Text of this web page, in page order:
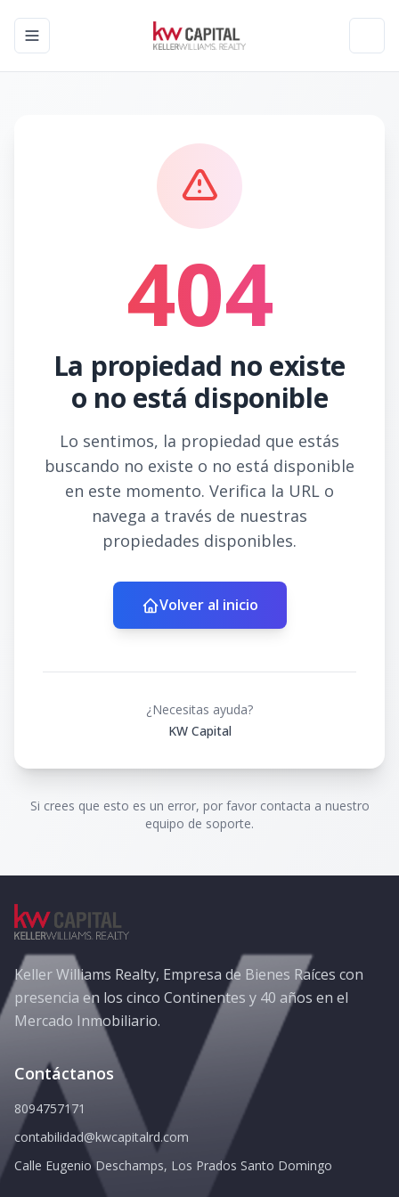
Toggle navigation menu
404
La propiedad no existe
o no está disponible
Lo sentimos, la propiedad que estás
buscando no existe o no está disponible
en este momento. Verifica la URL o
navega a través de nuestras
propiedades disponibles.
Volver al inicio
¿Necesitas ayuda?
KW Capital
Si crees que esto es un error, por favor contacta a nuestro
equipo de soporte.
Keller Williams Realty, Empresa de Bienes Raíces con
presencia en los cinco Continentes y 40 años en el
Mercado Inmobiliario.
Contáctanos
8094757171
contabilidad@kwcapitalrd.com
Calle Eugenio Deschamps, Los Prados Santo Domingo